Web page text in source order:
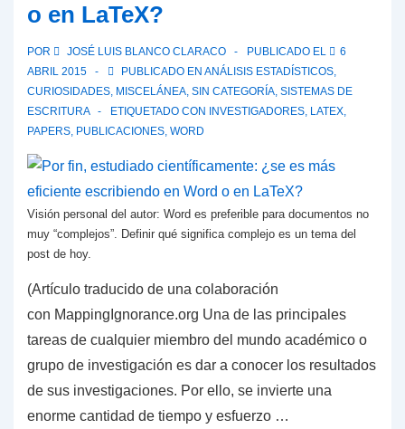
o en LaTeX?
POR JOSÉ LUIS BLANCO CLARACO PUBLICADO EL
6
ABRIL 2015
PUBLICADO EN ANÁLISIS ESTADÍSTICOS,
CURIOSIDADES, MISCELÁNEA, SIN CATEGORÍA, SISTEMAS DE
ESCRITURA
ETIQUETADO CON INVESTIGADORES, LATEX,
PAPERS, PUBLICACIONES, WORD
Visión personal del autor: Word es preferible para documentos no
muy “complejos”. Definir qué significa complejo es un tema del
post de hoy.
(Artículo traducido de una colaboración
con MappingIgnorance.org Una de las principales
tareas de cualquier miembro del mundo académico o
grupo de investigación es dar a conocer los resultados
de sus investigaciones. Por ello, se invierte una
enorme cantidad de tiempo y esfuerzo …